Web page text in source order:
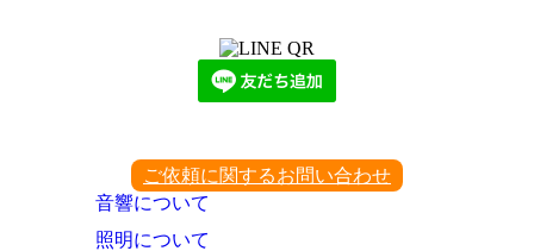
ご依頼に関するお問い合わせ
音響について
照明について